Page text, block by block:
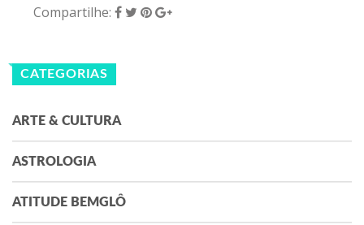
Compartilhe:
CATEGORIAS
ARTE & CULTURA
ASTROLOGIA
ATITUDE BEMGLÔ